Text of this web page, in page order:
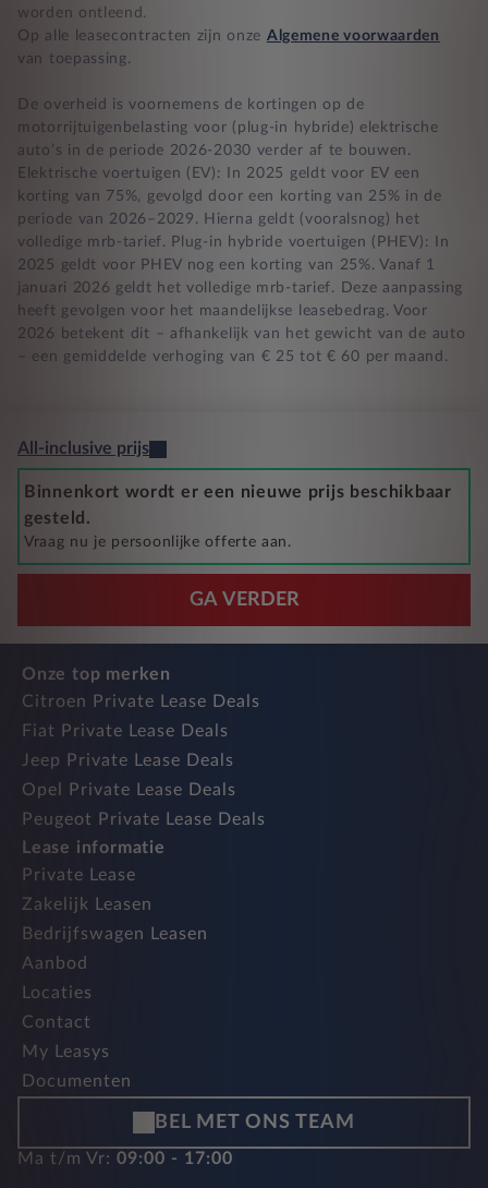
worden ontleend.
Op alle leasecontracten zijn onze Algemene voorwaarden
van toepassing.
De overheid is voornemens de kortingen op de
motorrijtuigenbelasting voor (plug-in hybride) elektrische
auto’s in de periode 2026-2030 verder af te bouwen.
Elektrische voertuigen (EV): In 2025 geldt voor EV een
korting van 75%, gevolgd door een korting van 25% in de
periode van 2026–2029. Hierna geldt (vooralsnog) het
volledige mrb-tarief. Plug-in hybride voertuigen (PHEV): In
2025 geldt voor PHEV nog een korting van 25%. Vanaf 1
januari 2026 geldt het volledige mrb-tarief. Deze aanpassing
heeft gevolgen voor het maandelijkse leasebedrag. Voor
2026 betekent dit – afhankelijk van het gewicht van de auto
– een gemiddelde verhoging van € 25 tot € 60 per maand.
All-inclusive prijs
Binnenkort wordt er een nieuwe prijs beschikbaar
gesteld.
Vraag nu je persoonlijke offerte aan.
GA VERDER
Onze top merken
Citroen Private Lease Deals
Fiat Private Lease Deals
Jeep Private Lease Deals
Opel Private Lease Deals
Peugeot Private Lease Deals
Lease informatie
Private Lease
Zakelijk Leasen
Bedrijfswagen Leasen
Aanbod
Locaties
Contact
My Leasys
Documenten
BEL MET ONS TEAM
Ma t/m Vr: 09:00 - 17:00